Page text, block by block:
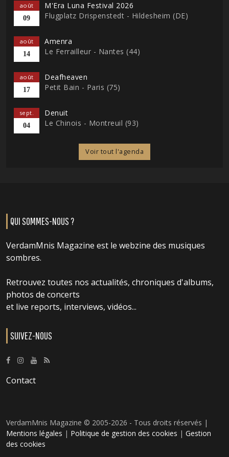
août
09
M'Era Luna Festival 2026
Flugplatz Drispenstedt - Hildesheim (DE)
août
14
Amenra
Le Ferrailleur - Nantes (44)
août
17
Deafheaven
Petit Bain - Paris (75)
sept.
04
Denuit
Le Chinois - Montreuil (93)
Voir tout l'agenda
QUI SOMMES-NOUS ?
VerdamMnis Magazine est le webzine des musiques
sombres.
Retrouvez toutes nos actualités, chroniques d'albums,
photos de concerts
et live reports, interviews, vidéos...
SUIVEZ-NOUS
Contact
VerdamMnis Magazine © 2005-2026 - Tous droits réservés |
Mentions légales | Politique de gestion des cookies | Gestion
des cookies